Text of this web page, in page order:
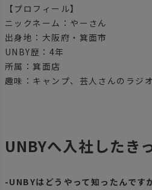
【プロフィール】
ニックネーム：やーさん
出身地：大阪府・箕面市
UNBY歴：4年
所属：箕面店
趣味：キャンプ、芸人さんのラジ
UNBYへ入社したき
-UNBYはどうやって知ったんです